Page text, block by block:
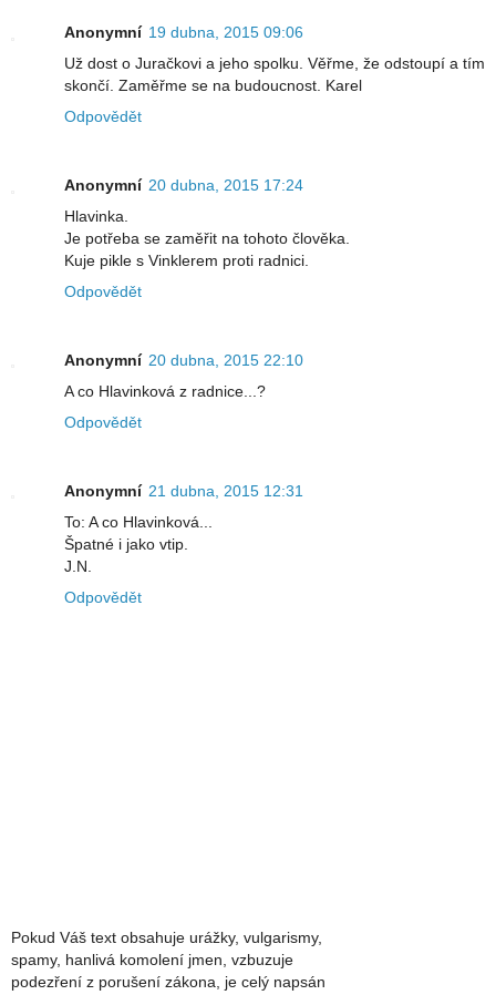
Anonymní 19 dubna, 2015 09:06
Už dost o Juračkovi a jeho spolku. Věřme, že odstoupí a tím
skončí. Zaměřme se na budoucnost. Karel
Odpovědět
Anonymní 20 dubna, 2015 17:24
Hlavinka.
Je potřeba se zaměřit na tohoto člověka.
Kuje pikle s Vinklerem proti radnici.
Odpovědět
Anonymní 20 dubna, 2015 22:10
A co Hlavinková z radnice...?
Odpovědět
Anonymní 21 dubna, 2015 12:31
To: A co Hlavinková...
Špatné i jako vtip.
J.N.
Odpovědět
Pokud Váš text obsahuje urážky, vulgarismy,
spamy, hanlivá komolení jmen, vzbuzuje
podezření z porušení zákona, je celý napsán